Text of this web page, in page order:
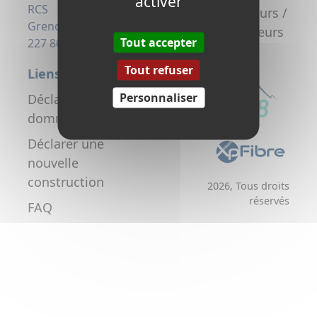
RCS
Grenoble 823
227 806
la fibre
Promoteurs /
Aménageurs
Liens utiles
Déclarer un
dommage réseau
Déclarer une
nouvelle
construction
FAQ
2026, Tous droits
réservés
Tout accepter
Tout refuser
Personnaliser